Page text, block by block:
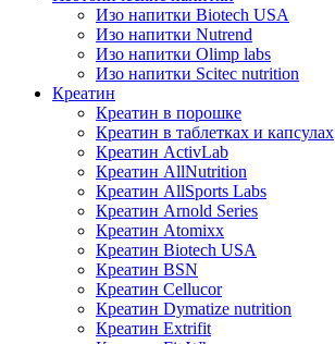
Изо напитки Biotech USA
Изо напитки Nutrend
Изо напитки Olimp labs
Изо напитки Scitec nutrition
Креатин
Креатин в порошке
Креатин в таблетках и капсулах
Креатин ActivLab
Креатин AllNutrition
Креатин AllSports Labs
Креатин Arnold Series
Креатин Atomixx
Креатин Biotech USA
Креатин BSN
Креатин Cellucor
Креатин Dymatize nutrition
Креатин Extrifit